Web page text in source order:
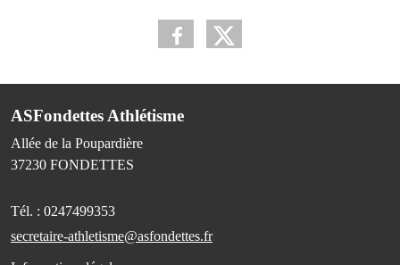
ASFondettes Athlétisme
Allée de la Poupardière
37230 FONDETTES
Tél. : 0247499353
secretaire-athletisme@asfondettes.fr